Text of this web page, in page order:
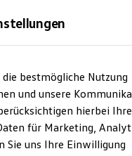
bestmögliche Nutzung
und unsere
hierbei Ihre
für Marketing,
Sie uns Ihre Einwilligung